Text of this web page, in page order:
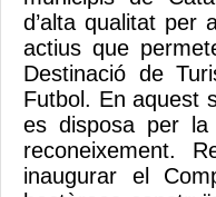
d’alta qualitat per
actius que
Destinació de
Futbol. En aquest
es disposa per
reconeixement.
inaugurar el